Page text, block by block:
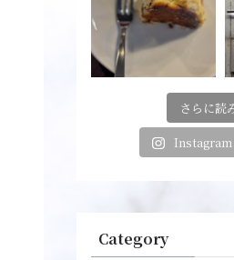
さらに読
Instagram
Category